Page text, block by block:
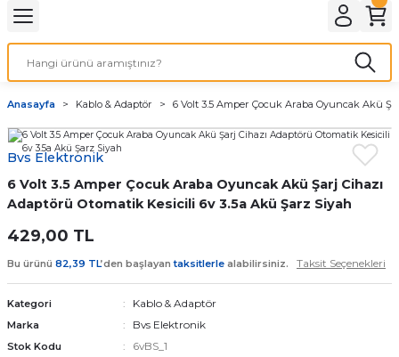
Anasayfa Kablo & Adaptör 6 Volt 3.5 Amper Çocuk Araba Oyuncak Akü
Bvs Elektronik
6 Volt 3.5 Amper Çocuk Araba Oyuncak Akü Şarj Cihazı
Adaptörü Otomatik Kesicili 6v 3.5a Akü Şarz Siyah
429,00 TL
Bu ürünü 82,39 TL’den başlayantaksitlerle alabilirsiniz. Taksit Seçenekleri
Kategori Kablo & Adaptör
Marka Bvs Elektronik
Stok Kodu 6vBS_1